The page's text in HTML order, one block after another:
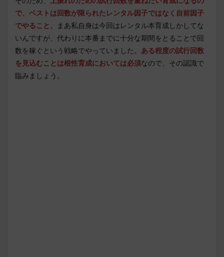
で、ベストは回数が限られたレンタル因子ではなく自前因子
でやること 。まあ私自身は今回はレンタル本育成しかしてな
いんですが、代わりに本番までに十分な期間をとることで回
数を稼ぐという戦略でやっていました。 ある程度の試行回数
を見込むことは根性育成においては必須なので、その認識で
臨みましょう。